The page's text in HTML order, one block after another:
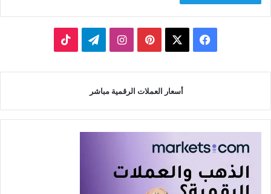
فيسبوك بينتيريستانستقرامتيلقرام
أسعار العملات الرقمية مباشر